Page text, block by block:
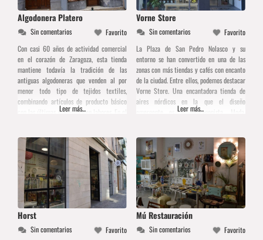
Algodonera Platero
Sin comentarios
Favorito
Con casi 60 años de actividad comercial
en el corazón de Zaragoza, esta tienda
mantiene todavía la tradición de las
antiguas algodoneras que venden al por
menor todo tipo de tejidos textiles,
combinando artículos de producto básico
con las últimas novedades en labores. En el
pudiendo encontrar
Leer más...
Vorne Store
Sin comentarios
Favorito
La Plaza de San Pedro Nolasco y su
entorno se han convertido en una de las
zonas con más tiendas y cafés con encanto
de la ciudad. Entre ellos, podemos destacar
Vorne Store. Una encantadora tienda de
aires nórdicos en la que el diseño
emergente es el protagonista. Moda,
espacio
Leer más...
Horst
Sin comentarios
Favorito
Mú Restauración
Sin comentarios
Favorito